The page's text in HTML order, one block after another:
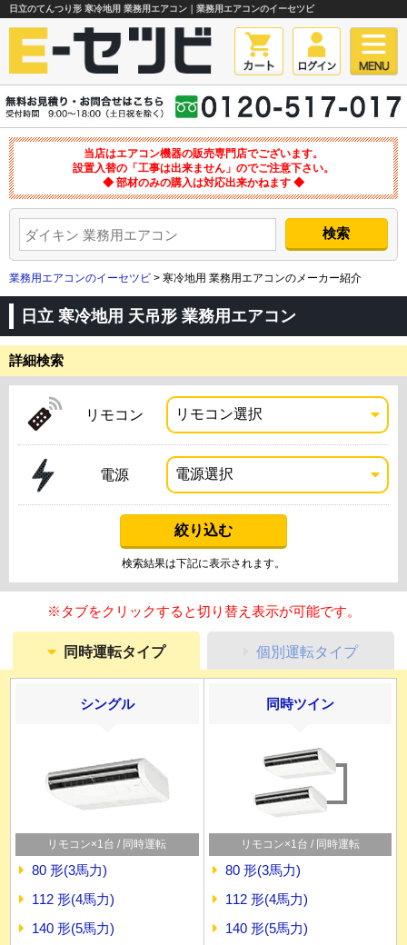
日立のてんつり形 寒冷地用 業務用エアコン｜業務用エアコンのイーセツビ
当店はエアコン機器の販売専門店でございます。
設置入替の「工事は出来ません」のでご注意下さい。
◆ 部材のみの購入は対応出来かねます ◆
業務用エアコンのイーセツビ > 寒冷地用 業務用エアコンのメーカー紹介
日立 寒冷地用 天吊形 業務用エアコン
詳細検索
リモコン
電源
検索結果は下記に表示されます。
※タブをクリックすると切り替え表示が可能です。
同時運転タイプ 個別運転タイプ
シングル
リモコン×1台 / 同時運転
80 形(3馬力)
112 形(4馬力)
140 形(5馬力)
同時ツイン
リモコン×1台 / 同時運転
80 形(3馬力)
112 形(4馬力)
140 形(5馬力)